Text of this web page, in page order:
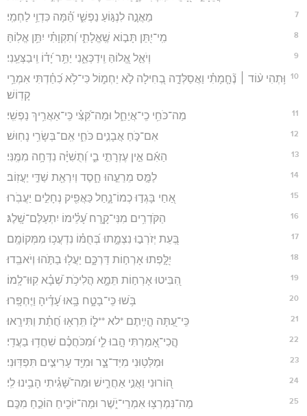
7 מֵאֲנָ֣ה לִנְגּ֣וֹעַ נַפְשִׁ֑י הֵ֝֗מָּה כִּדְוֵ֥י לַחְמִֽי׃
8 מִֽי־יִ֭תֵּן תָּב֣וֹא שֶֽׁאֱלָתִ֑י וְ֝תִקְוָתִ֗י יִתֵּ֥ן אֱלֽוֹהַּ׃
9 וְיֹאֵ֣ל אֱ֭לוֹהַּ וִֽידַכְּאֵ֑נִי יַתֵּ֥ר יָ֝ד֗וֹ וִֽיבַצְּעֵֽנִי׃
10
וּ֥תְהִי ע֨וֹד ׀ נֶ֘חָ֤מָתִ֗י וַאֲסַלְּדָ֣ה בְ֭חִילָה לֹ֣א יַחְמ֑וֹל כִּי־לֹ֥א כִ֝חַ֗דְתִּי אִמְרֵ֥י
קָדֽוֹשׁ׃
11 מַה־כֹּחִ֥י כִֽי־אֲיַחֵ֑ל וּמַה־קִּ֝צִּ֗י כִּֽי־אַאֲרִ֥יךְ נַפְשִֽׁי׃
12 אִם־כֹּ֣חַ אֲבָנִ֣ים כֹּחִ֑י אִֽם־בְּשָׂרִ֥י נָחֽוּשׁ׃
13 הַאִ֬ם אֵ֣ין עֶזְרָתִ֣י בִ֑י וְ֝תֻשִׁיָּ֗ה נִדְּחָ֥ה מִמֶּֽנִּי׃
14 לַמָּ֣ס מֵרֵעֵ֣הוּ חָ֑סֶד וְיִרְאַ֖ת שַׁדַּ֣י יַעֲזֽוֹב׃
15 אַ֭חַי בָּגְד֣וּ כְמוֹ־נָ֑חַל כַּאֲפִ֖יק נְחָלִ֣ים יַעֲבֹֽרוּ׃
16 הַקֹּדְרִ֥ים מִנִּי־קָ֑רַח עָ֝לֵ֗ימוֹ יִתְעַלֶּם־שָֽׁלֶג׃
17 בְּ֭עֵת יְזֹרְב֣וּ נִצְמָ֑תוּ בְּ֝חֻמּ֗וֹ נִדְעֲכ֥וּ מִמְּקוֹמָֽם׃
18 יִ֭לָּ֣פְתוּ אָרְח֣וֹת דַּרְכָּ֑ם יַעֲל֖וּ בַתֹּ֣הוּ וְיֹאבֵֽדוּ׃
19 הִ֭בִּיטוּ אָרְח֣וֹת תֵּמָ֑א הֲלִיכֹ֥ת שְׁ֝בָ֗א קִוּוּ־לָֽמוֹ׃
20 בֹּ֥שׁוּ כִּֽי־בָטָ֑ח בָּ֥אוּ עָ֝דֶ֗יהָ וַיֶּחְפָּֽרוּ׃
21 כִּֽי־עַ֭תָּה הֱיִ֣יתֶם *לא **ל֑וֹ תִּֽרְא֥וּ חֲ֝תַ֗ת וַתִּירָֽאוּ׃
22 הֲ‍ֽכִי־אָ֭מַרְתִּי הָ֣בוּ לִ֑י וּ֝מִכֹּחֲכֶ֗ם שִׁחֲד֥וּ בַעֲדִֽי׃
23 וּמַלְּט֥וּנִי מִיַּד־צָ֑ר וּמִיַּ֖ד עָרִיצִ֣ים תִּפְדּֽוּנִי׃
24 ה֭וֹרוּנִי וַאֲנִ֣י אַחֲרִ֑ישׁ וּמַה־שָּׁ֝גִ֗יתִי הָבִ֥ינוּ לִֽי׃
25 מַה־נִּמְרְצ֥וּ אִמְרֵי־יֹ֑שֶׁר וּמַה־יּוֹכִ֖יחַ הוֹכֵ֣חַ מִכֶּֽם׃